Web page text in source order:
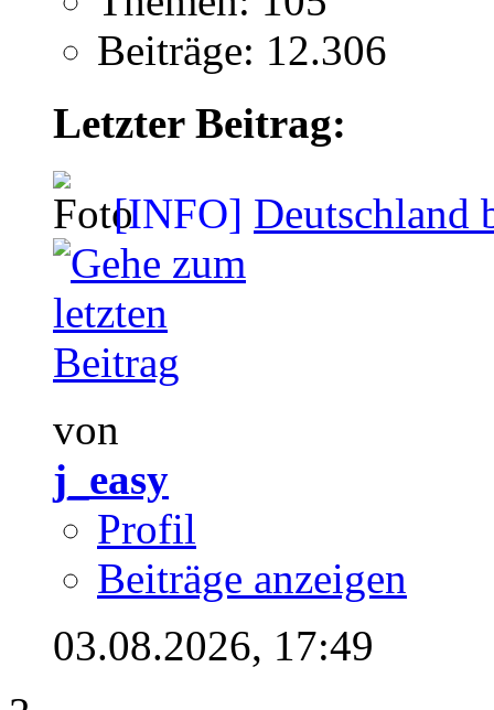
Beiträge: 12.306
Letzter Beitrag:
[INFO] Deutschland
von
j_easy
Profil
Beiträge anzeigen
03.08.2026, 17:49